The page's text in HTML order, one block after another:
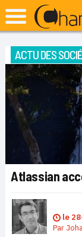
ACTU DES
Atlassian
le
Par